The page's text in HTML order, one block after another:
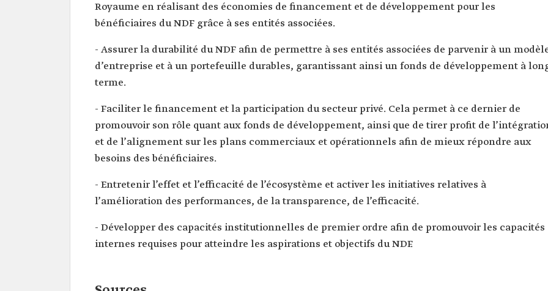
Royaume en réalisant des économies de financement et de développement pour les
bénéficiaires du NDF grâce à ses entités associées.
- Assurer la durabilité du NDF afin de permettre à ses entités associées de parvenir à un
d’entreprise et à un portefeuille durables, garantissant ainsi un fonds de développement à
terme.
- Faciliter le financement et la participation du secteur privé. Cela permet à ce dernier de
promouvoir son rôle quant aux fonds de développement, ainsi que de tirer profit de
et de l’alignement sur les plans commerciaux et opérationnels afin de mieux répondre aux
besoins des bénéficiaires.
- Entretenir l’effet et l’efficacité de l’écosystème et activer les initiatives relatives à
l’amélioration des performances, de la transparence, de l’efficacité.
- Développer des capacités institutionnelles de premier ordre afin de promouvoir les capacités
internes requises pour atteindre les aspirations et objectifs du NDF.